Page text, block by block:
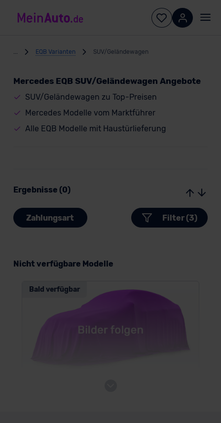
EQB Varianten SUV/Geländewagen
Mercedes EQB SUV/Geländewagen Angebote
SUV/Geländewagen zu Top-Preisen
Mercedes Modelle vom Marktführer
Alle EQB Modelle mit Haustürlieferung
Ergebnisse (0)
Zahlungsart Filter (3)
Nicht verfügbare Modelle
Bald verfügbar